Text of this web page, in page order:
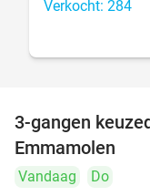
Verkocht: 284
3-gangen
Emmamolen
Vandaag
Do